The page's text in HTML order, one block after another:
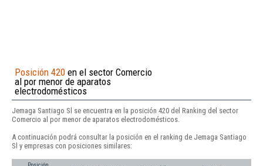
Posición 420 en el sector Comercio
al por menor de aparatos
electrodomésticos
Jemaga Santiago Sl se encuentra en la posición 420 del Ranking del sector
Comercio al por menor de aparatos electrodomésticos.
A continuación podrá consultar la posición en el ranking de Jemaga Santiago
Sl y empresas con posiciones similares: